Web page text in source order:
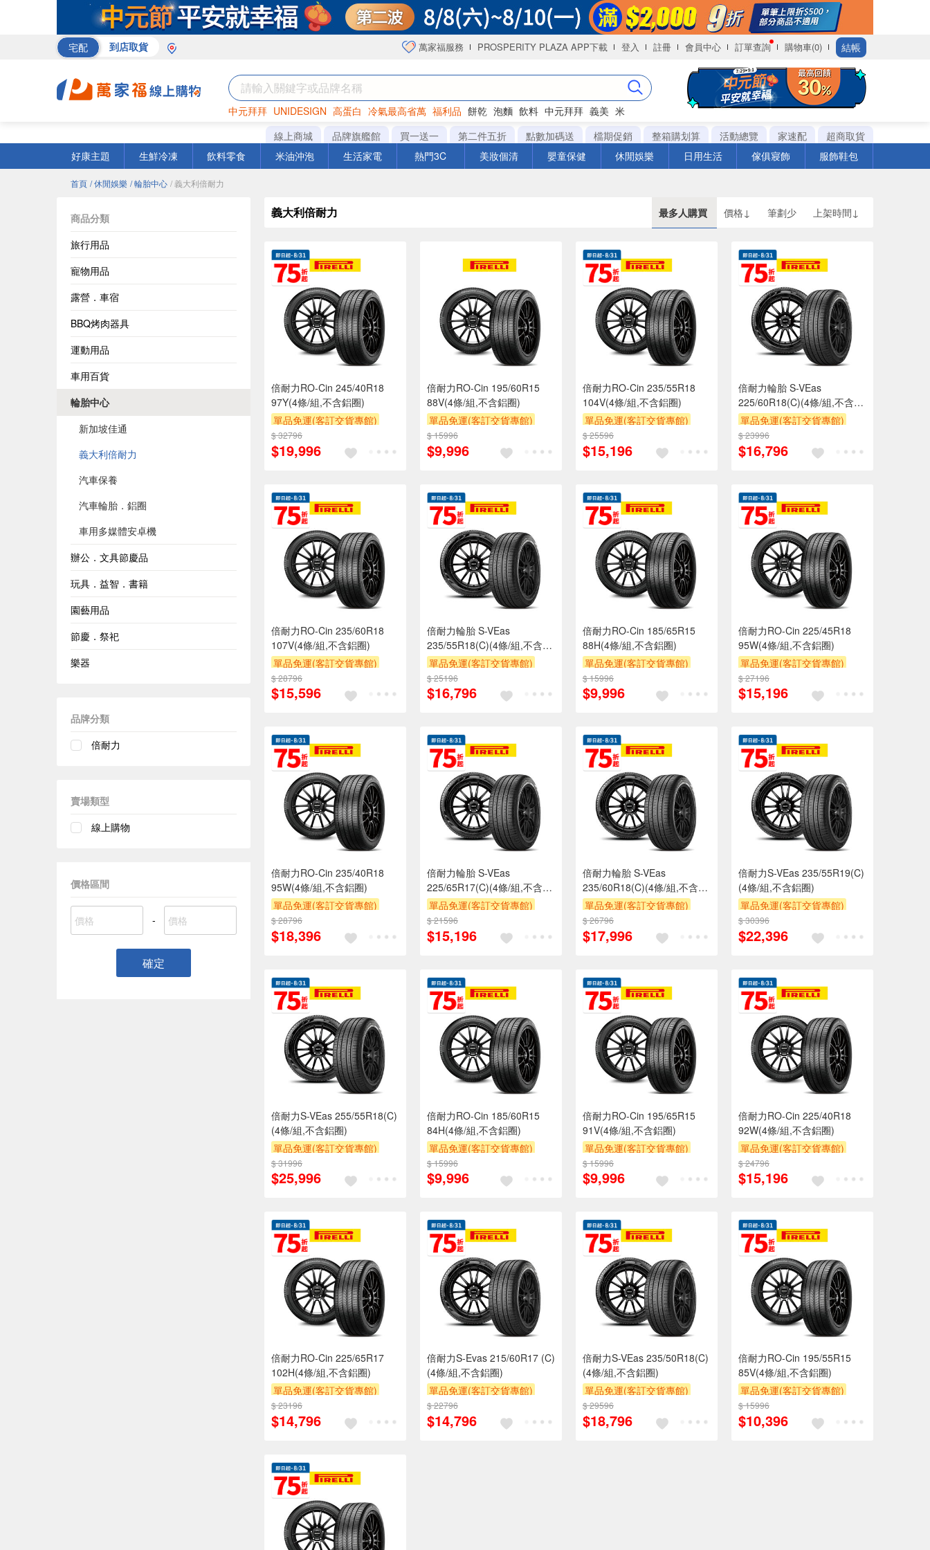
宅配 到店取貨 萬家福服務 PROSPERITY PLAZA APP下載 登入 註冊 會員中心 訂單查詢 購物車(0) 結帳
中元拜拜 UNIDESIGN 高蛋白 冷氣最高省萬 福利品 餅乾 泡麵 飲料 中元拜拜 義美 米
罐頭 咖啡 海苔
線上商城 品牌旗艦館 買一送一 第二件五折 點數加碼送 檔期促銷 整箱購划算 活動總覽 家速配
超商取貨
好康主題
生鮮冷凍 飲料零食 米油沖泡 生活家電 熱門3C 美妝個清 嬰童保健 休閒娛樂 日用生活 傢俱寢飾 服飾鞋包
首頁 / 休閒娛樂 / 輪胎中心 / 義大利倍耐力
商品分類
旅行用品
寵物用品
露營．車宿
BBQ烤肉器具
運動用品
車用百貨
輪胎中心
新加坡佳通
義大利倍耐力
汽車保養
汽車輪胎．鋁圈
車用多媒體安卓機
辦公．文具節慶品
玩具．益智．書籍
園藝用品
節慶．祭祀
樂器
品牌分類
倍耐力
賣場類型
線上購物
價格區間
-
確定
義大利倍耐力 最多人購買 價格↓ 筆劃少 上架時間↓
倍耐力RO-Cin 245/40R18
97Y(4條/組,不含鋁圈)
單品免運(客訂交貨專館)
$ 32796
$19,996
倍耐力RO-Cin 195/60R15
88V(4條/組,不含鋁圈)
單品免運(客訂交貨專館)
$ 15996
$9,996
倍耐力RO-Cin 235/55R18
104V(4條/組,不含鋁圈)
單品免運(客訂交貨專館)
$ 25596
$15,196
倍耐力輪胎 S-VEas
225/60R18(C)(4條/組,不含鋁
圈)
單品免運(客訂交貨專館)
$ 23996
$16,796
倍耐力RO-Cin 235/60R18
107V(4條/組,不含鋁圈)
單品免運(客訂交貨專館)
$ 28796
$15,596
倍耐力輪胎 S-VEas
235/55R18(C)(4條/組,不含鋁
圈)
單品免運(客訂交貨專館)
$ 25196
$16,796
倍耐力RO-Cin 185/65R15
88H(4條/組,不含鋁圈)
單品免運(客訂交貨專館)
$ 15996
$9,996
倍耐力RO-Cin 225/45R18
95W(4條/組,不含鋁圈)
單品免運(客訂交貨專館)
$ 27196
$15,196
倍耐力RO-Cin 235/40R18
95W(4條/組,不含鋁圈)
單品免運(客訂交貨專館)
$ 28796
$18,396
倍耐力輪胎 S-VEas
225/65R17(C)(4條/組,不含鋁
圈)
單品免運(客訂交貨專館)
$ 21596
$15,196
倍耐力輪胎 S-VEas
235/60R18(C)(4條/組,不含鋁
圈)
單品免運(客訂交貨專館)
$ 26796
$17,996
倍耐力S-VEas 235/55R19(C)
(4條/組,不含鋁圈)
單品免運(客訂交貨專館)
$ 30396
$22,396
倍耐力S-VEas 255/55R18(C)
(4條/組,不含鋁圈)
單品免運(客訂交貨專館)
$ 31996
$25,996
倍耐力RO-Cin 185/60R15
84H(4條/組,不含鋁圈)
單品免運(客訂交貨專館)
$ 15996
$9,996
倍耐力RO-Cin 195/65R15
91V(4條/組,不含鋁圈)
單品免運(客訂交貨專館)
$ 15996
$9,996
倍耐力RO-Cin 225/40R18
92W(4條/組,不含鋁圈)
單品免運(客訂交貨專館)
$ 24796
$15,196
倍耐力RO-Cin 225/65R17
102H(4條/組,不含鋁圈)
單品免運(客訂交貨專館)
$ 23196
$14,796
倍耐力S-Evas 215/60R17 (C)
(4條/組,不含鋁圈)
單品免運(客訂交貨專館)
$ 22796
$14,796
倍耐力S-VEas 235/50R18(C)
(4條/組,不含鋁圈)
單品免運(客訂交貨專館)
$ 29596
$18,796
倍耐力RO-Cin 195/55R15
85V(4條/組,不含鋁圈)
單品免運(客訂交貨專館)
$ 15996
$10,396